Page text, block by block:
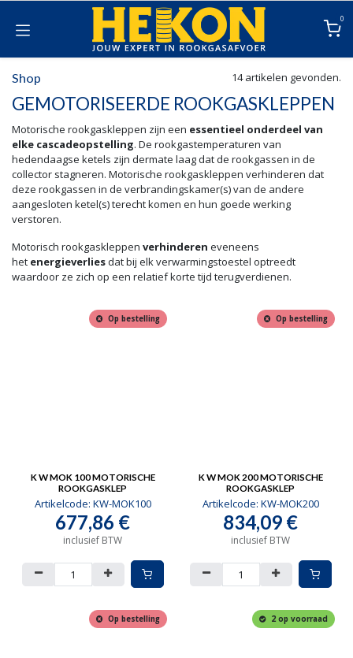
Overslaan naar inhoud
0
Shop 14 artikelen gevonden.
GEMOTORISEERDE ROOKGASKLEPPEN
Motorische rookgaskleppen zijn een essentieel onderdeel van
elke cascadeopstelling. De rookgastemperaturen van
hedendaagse ketels zijn dermate laag dat de rookgassen in de
collector stagneren. Motorische rookgaskleppen verhinderen dat
deze rookgassen in de verbrandingskamer(s) van de andere
aangesloten ketel(s) terecht komen en hun goede werking
verstoren.
Motorisch rookgaskleppen verhinderen eveneens
het energieverliesdat bij elk verwarmingstoestel optreedt
waardoor ze zich op een relatief korte tijd terugverdienen.
Op bestelling
K W MOK 100 MOTORISCHE
ROOKGASKLEP
Artikelcode: KW-MOK100
677,86 €
inclusief BTW
Op bestelling
K W MOK 200 MOTORISCHE
ROOKGASKLEP
Artikelcode: KW-MOK200
834,09 €
inclusief BTW
Op bestelling 2 op voorraad